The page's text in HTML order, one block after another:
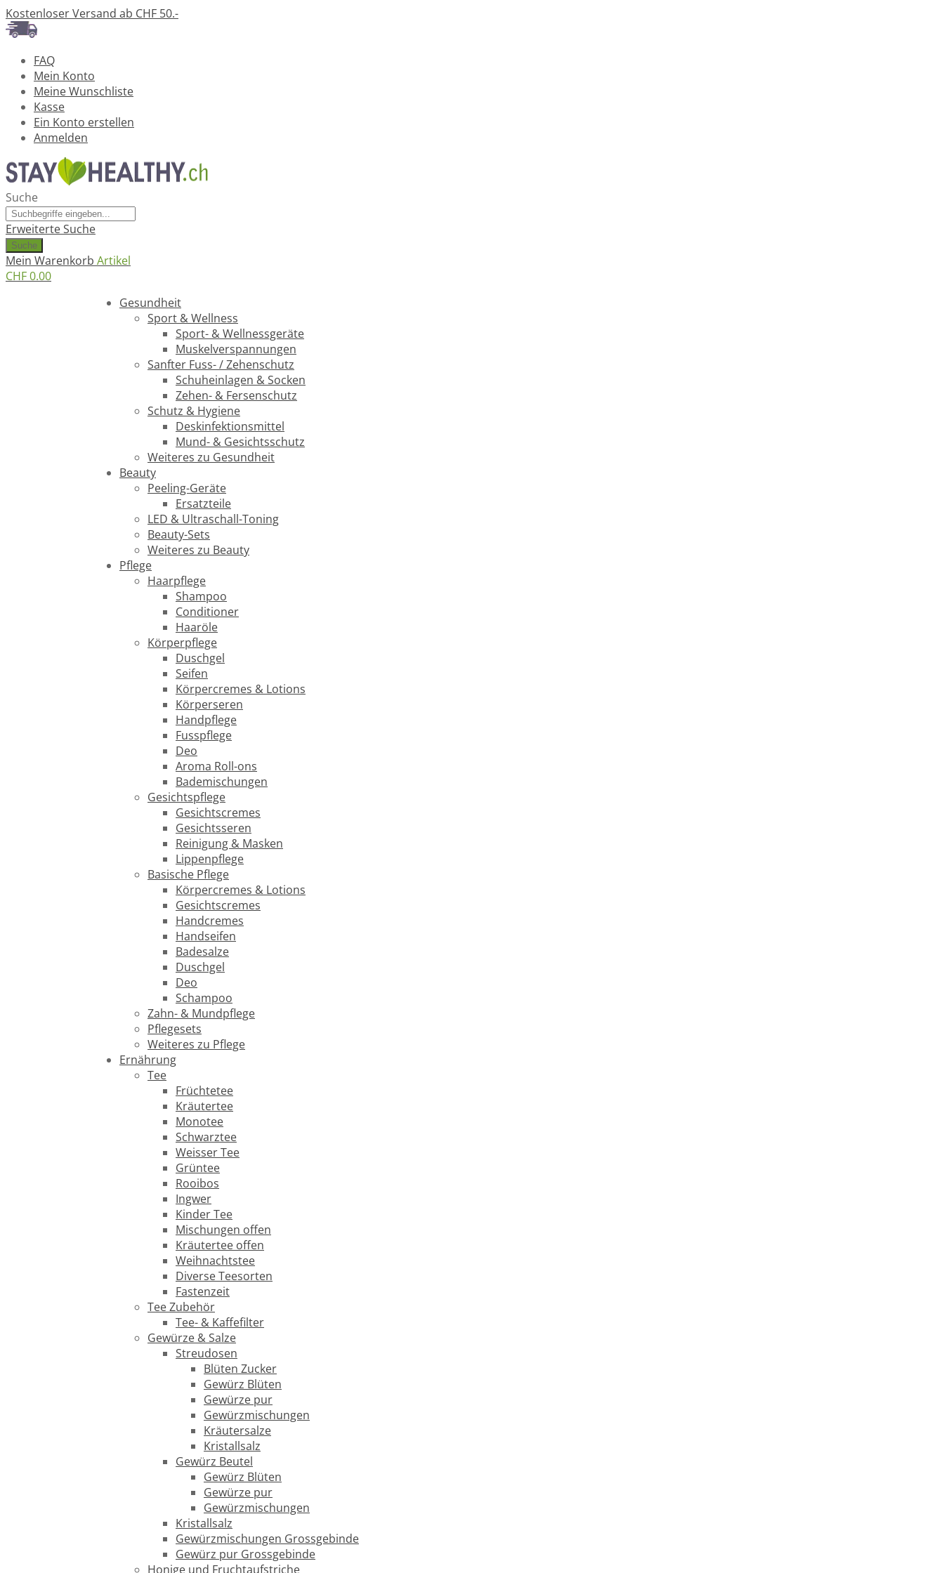
Kostenloser Versand ab CHF 50.-
FAQ
Mein Konto
Meine Wunschliste
Kasse
Ein Konto erstellen
Anmelden
Suche
Erweiterte Suche
Suche
Mein Warenkorb Artikel
CHF 0.00
Gesundheit
Sport & Wellness
Sport- & Wellnessgeräte
Muskelverspannungen
Sanfter Fuss- / Zehenschutz
Schuheinlagen & Socken
Zehen- & Fersenschutz
Schutz & Hygiene
Deskinfektionsmittel
Mund- & Gesichtsschutz
Weiteres zu Gesundheit
Beauty
Peeling-Geräte
Ersatzteile
LED & Ultraschall-Toning
Beauty-Sets
Weiteres zu Beauty
Pflege
Haarpflege
Shampoo
Conditioner
Haaröle
Körperpflege
Duschgel
Seifen
Körpercremes & Lotions
Körperseren
Handpflege
Fusspflege
Deo
Aroma Roll-ons
Bademischungen
Gesichtspflege
Gesichtscremes
Gesichtsseren
Reinigung & Masken
Lippenpflege
Basische Pflege
Körpercremes & Lotions
Gesichtscremes
Handcremes
Handseifen
Badesalze
Duschgel
Deo
Schampoo
Zahn- & Mundpflege
Pflegesets
Weiteres zu Pflege
Ernährung
Tee
Früchtetee
Kräutertee
Monotee
Schwarztee
Weisser Tee
Grüntee
Rooibos
Ingwer
Kinder Tee
Mischungen offen
Kräutertee offen
Weihnachtstee
Diverse Teesorten
Fastenzeit
Tee Zubehör
Tee- & Kaffefilter
Gewürze & Salze
Streudosen
Blüten Zucker
Gewürz Blüten
Gewürze pur
Gewürzmischungen
Kräutersalze
Kristallsalz
Gewürz Beutel
Gewürz Blüten
Gewürze pur
Gewürzmischungen
Kristallsalz
Gewürzmischungen Grossgebinde
Gewürz pur Grossgebinde
Honige und Fruchtaufstriche